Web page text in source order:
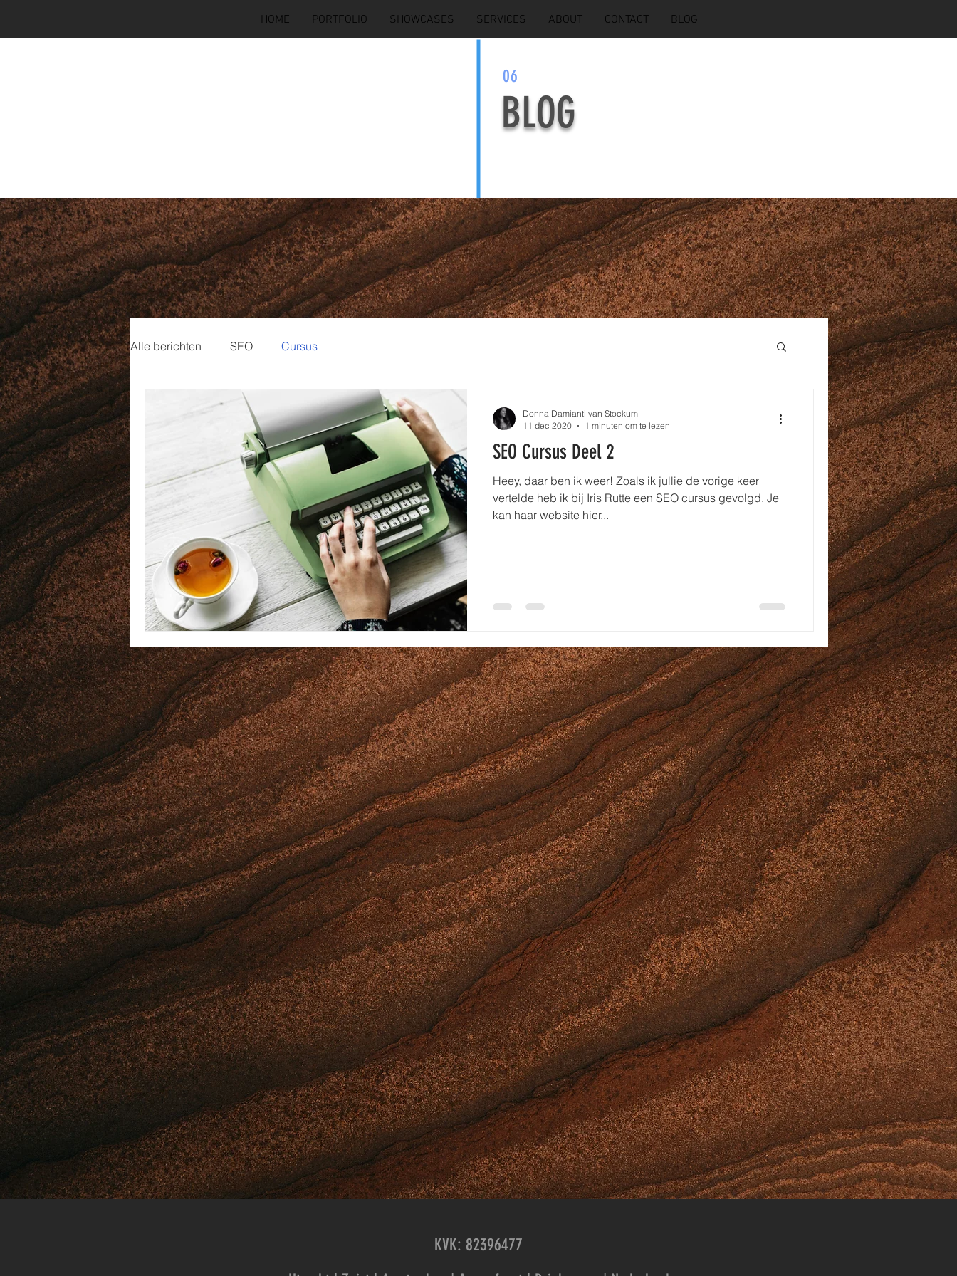
HOME PORTFOLIO SHOWCASES SERVICES ABOUT CONTACT BLOG
06
BLOG
Alle berichten SEO Cursus
SEO Cursus Deel 2
Heey, daar ben ik weer! Zoals ik jullie de vorige keer
vertelde heb ik bij Iris Rutte een SEO cursus gevolgd. Je
kan haar website hier...
Donna Damianti van Stockum
11 dec 2020
1 minuten om te lezen
KVK: 82396477